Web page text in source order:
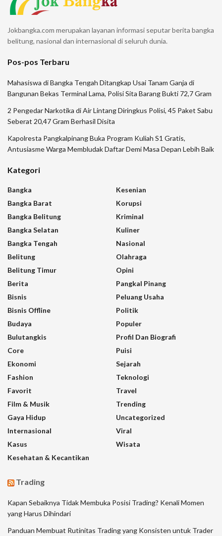
Jokbangka.com merupakan layanan informasi seputar berita bangka
belitung, nasional dan internasional di seluruh dunia.
Pos-pos Terbaru
Mahasiswa di Bangka Tengah Ditangkap Usai Tanam Ganja di
Bangunan Bekas Terminal Lama, Polisi Sita Barang Bukti 72,7 Gram
2 Pengedar Narkotika di Air Lintang Diringkus Polisi, 45 Paket Sabu
Seberat 20,47 Gram Berhasil Disita
Kapolresta Pangkalpinang Buka Program Kuliah S1 Gratis,
Antusiasme Warga Membludak Daftar Demi Masa Depan Lebih Baik
Kategori
Bangka
Bangka Barat
Bangka Belitung
Bangka Selatan
Bangka Tengah
Belitung
Belitung Timur
Berita
Bisnis
Bisnis Offline
Budaya
Bulutangkis
Core
Ekonomi
Fashion
Favorit
Film & Musik
Gaya Hidup
Internasional
Kasus
Kesehatan & Kecantikan
Kesenian
Korupsi
Kriminal
Kuliner
Nasional
Olahraga
Opini
Pangkal Pinang
Peluang Usaha
Politik
Populer
Profil Dan Biografi
Puisi
Sejarah
Teknologi
Travel
Trending
Uncategorized
Viral
Wisata
Trading
Kapan Sebaiknya Tidak Membuka Posisi Trading? Kenali Momen
yang Harus Dihindari
Panduan Membuat Rutinitas Trading yang Konsisten untuk Trader